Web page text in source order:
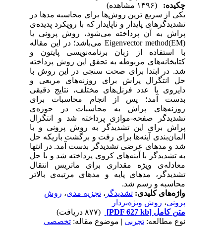
چکیده:
یکی از سریع ترین روش‌ها برای محاسبه مد‌ها در
تشدیدگر‌های پایدار و ناپایدار که با رویکرد پدیده‌ی
پراش به آن پرداخته می‌شود، روش پرونی یا
Eigenvector method(EM) می‌باشد؛ در این مقاله
با استفاده از زبان برنامه‌نویسی پایتون و
کتابخانه‌های مربوطه به تحقق این روش پرداخته
شد. در ابتدا برای صحت سنجی در این روش با
حل انتگرال پراش برای روزنه‌های مربعی و
دایروی با عدد فرنل‌های مختلف، نتایج دقیقی
بدست آمد؛ پس از انجام محاسبات برای
روزنه‌های پراش به محاسبات در حوزه‌ی
تشدیدگر صفحه-موازی پرداخته شد و انتگرال
پراش برای این تشدیدگر به روش پرونی و با
المان‌بندی آینه‌ها برای رفت و برگشت باریکه حل
شد و مدهای عرضی تشدیدگر بدست آمد. در انتها
به تشدیدگر با آینه‌های کروی پرداخته شد و با حل
معادله‌ی ویژه مقداری برای ماتریس انتقال
تشدیدگر، مد‌های پایه و مد‌های مرتبه‌ی بالاتر
محاسبه و رسم شد.
واژه‌های کلیدی:تشدیدگر، تجزیه مدی،روش
پرونی،روش ویژه‌بردار
متن کامل[PDF 627 kb]
نوع مطالعه:تجربی| موضوع مقاله:تخصصی